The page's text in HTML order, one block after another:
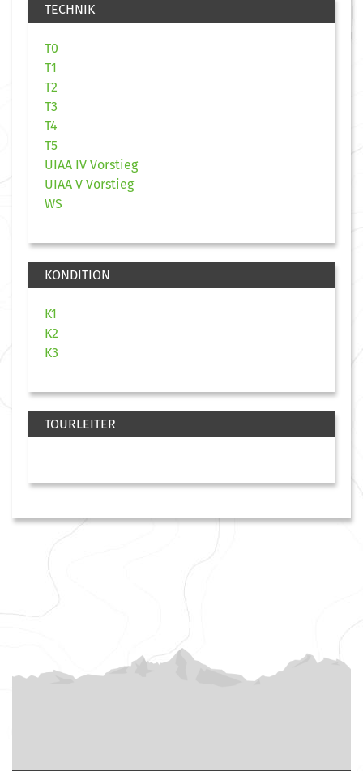
TECHNIK
T0
T1
T2
T3
T4
T5
UIAA IV Vorstieg
UIAA V Vorstieg
WS
KONDITION
K1
K2
K3
TOURLEITER